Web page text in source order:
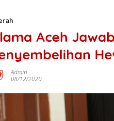
Aceh
Admin
08/12/2020